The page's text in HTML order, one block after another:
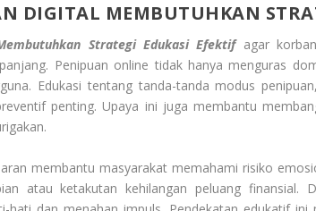
DIGITAL MEMBUTUHKAN
Strategi Edukasi Efektifagar
Penipuan online tidak hanya menguras
Edukasi tentang tanda-tanda modus
penting. Upaya ini juga membantu
membantu masyarakat memahami risiko
atau ketakutan kehilangan peluang finansial.